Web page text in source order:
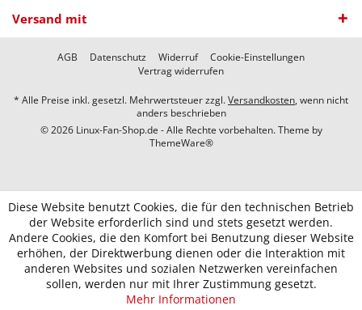
Versand mit
AGB Datenschutz Widerruf
Cookie-Einstellungen
Vertrag widerrufen
* Alle Preise inkl. gesetzl. Mehrwertsteuer zzgl.Versandkosten, wenn nicht
anders beschrieben
© 2026 Linux-Fan-Shop.de - Alle Rechte vorbehalten. Theme by
ThemeWare®
Diese Website benutzt Cookies, die für den technischen Betrieb
der Website erforderlich sind und stets gesetzt werden.
Andere Cookies, die den Komfort bei Benutzung dieser Website
erhöhen, der Direktwerbung dienen oder die Interaktion mit
anderen Websites und sozialen Netzwerken vereinfachen
sollen, werden nur mit Ihrer Zustimmung gesetzt.
Mehr Informationen